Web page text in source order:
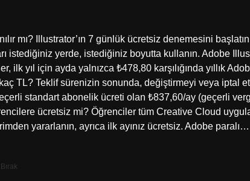
mı? Illustrator’ın 7 günlük ücretsiz denemesini
istediğiniz yerde, istediğiniz boyutta kullanın. Adobe
ilk yıl için ayda yalnızca ₺478,80 karşılığında yıllık
TL? Teklif sürenizin sonunda, değiştirmeyi veya iptal
standart abonelik ücreti olan ₺837,60/ay (geçerli
ücretsiz mi? Öğrenciler tüm Creative Cloud
yararlanın, ayrıca ilk ayınız ücretsiz. Adobe paralı…